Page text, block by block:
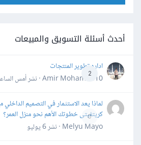
أحدث أسئلة التسويق والمبيعات
2
اداره تطوير المنتجات
Amir Mohamed10 · نشر
أمس الساعة
0
لماذا يعد الاستثمار في التصميم
كريتفيتى خطوتك الأهم نحو منزل العمر؟
Melyu Mayo · نشر
6 يوليو